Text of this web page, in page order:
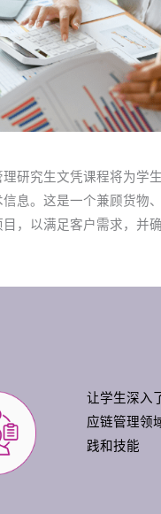
研究生文凭课程将为学
息。这是一个兼顾货物
，以满足客户需求，并
让学生深入
应链管理领
践和技能